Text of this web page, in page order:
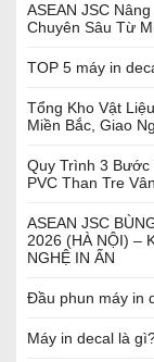
ASEAN JSC
Chuyên Sâu Từ
TOP 5 máy in
Tổng Kho Vật
Miền Bắc, Giao
Quy Trình 3 Bước
PVC Than Tre
ASEAN JSC
2026 (HÀ NỘI) –
NGHỆ IN ẤN
Đầu phun máy in
Máy in decal là